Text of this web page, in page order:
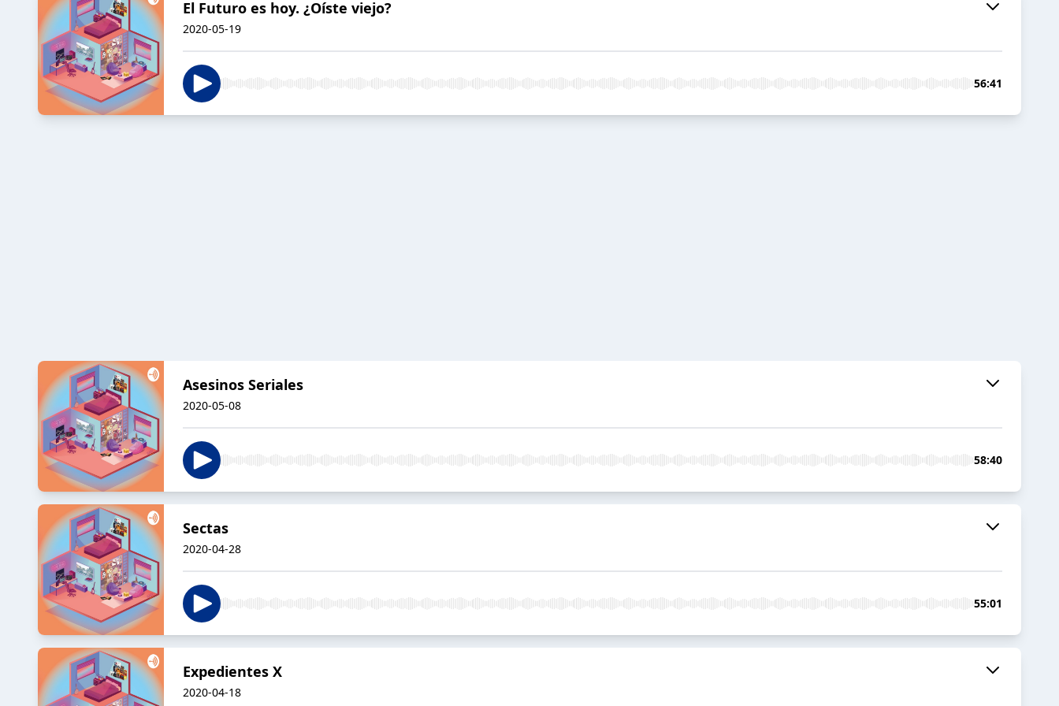
El Futuro es hoy. ¿Oíste viejo?
2020-05-19
56:41
Asesinos Seriales
2020-05-08
58:40
Sectas
2020-04-28
55:01
Expedientes X
2020-04-18